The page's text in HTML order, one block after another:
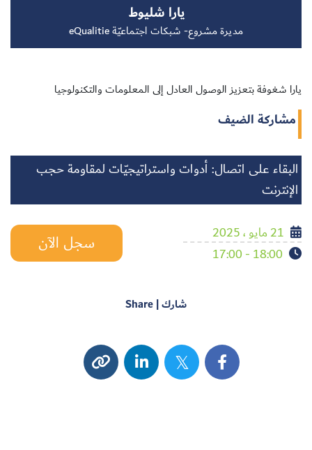
يارا شليوط
مديرة مشروع- شبكات اجتماعيّة eQualitie
يارا شغوفة بتعزيز الوصول العادل إلى المعلومات والتكنولوجيا
مشاركة الضيف
البقاء على اتصال: أدوات واستراتيجيّات لمقاومة حجب
الإنترنت
21 مايو ، 2025
18:00 - 17:00
سجل الآن
شارك | Share